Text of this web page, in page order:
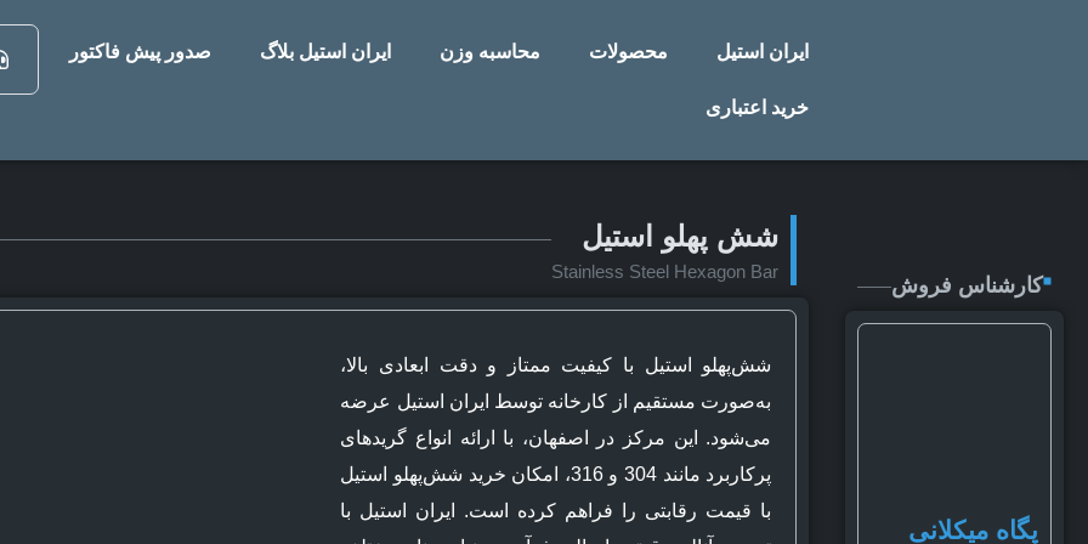
ایران استیل محصولات محاسبه وزن ایران استیل بلاگ صدور پیش فاکتور
خرید اعتباری
کارشناس فروش
پگاه میکلانی
شش پهلو استیل
Stainless Steel Hexagon Bar
شش‌پهلو استیل با کیفیت ممتاز و دقت ابعادی بالا،
به‌صورت مستقیم از کارخانه توسط ایران استیل عرضه
می‌شود. این مرکز در اصفهان، با ارائه انواع گریدهای
پرکاربرد مانند 304 و 316، امکان خرید شش‌پهلو استیل
با قیمت رقابتی را فراهم کرده است. ایران استیل با